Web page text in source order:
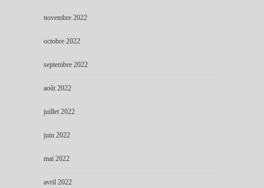
novembre 2022
octobre 2022
septembre 2022
août 2022
juillet 2022
juin 2022
mai 2022
avril 2022